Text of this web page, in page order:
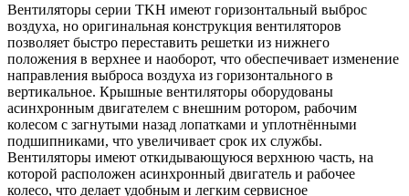
Вентиляторы серии TKH имеют горизонтальный выброс
воздуха, но оригинальная конструкция вентиляторов
позволяет быстро переставить решетки из нижнего
положения в верхнее и наоборот, что обеспечивает изменение
направления выброса воздуха из горизонтального в
вертикальное. Крышные вентиляторы оборудованы
асинхронным двигателем с внешним ротором, рабочим
колесом с загнутыми назад лопатками и уплотнёнными
подшипниками, что увеличивает срок их службы.
Вентиляторы имеют откидывающуюся верхнюю часть, на
которой расположен асинхронный двигатель и рабочее
колесо, что делает удобным и легким сервисное